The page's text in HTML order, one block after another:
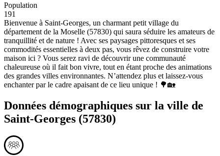
Population
191
Bienvenue à Saint-Georges, un charmant petit village du
département de la Moselle (57830) qui saura séduire les amateurs de
tranquillité et de nature ! Avec ses paysages pittoresques et ses
commodités essentielles à deux pas, vous rêvez de construire votre
maison ici ? Vous serez ravi de découvrir une communauté
chaleureuse où il fait bon vivre, tout en étant proche des animations
des grandes villes environnantes. N’attendez plus et laissez-vous
enchanter par le cadre apaisant de ce lieu unique ! 🌳🏡
Données démographiques sur la ville de
Saint-Georges (57830)